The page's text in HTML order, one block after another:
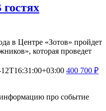
в Центре «Зотов» пройдет
которая проведет
400 700 ₽
про событие